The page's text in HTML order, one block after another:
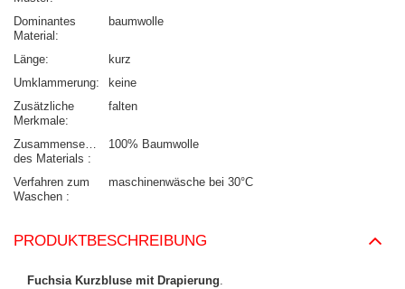
Dominantes
Material
baumwolle
Länge
kurz
Umklammerung
keine
Zusätzliche
Merkmale
falten
Zusammensetzung
des Materials
100% Baumwolle
Verfahren zum
Waschen
maschinenwäsche bei 30°C
PRODUKTBESCHREIBUNG
Fuchsia Kurzbluse mit Drapierung.